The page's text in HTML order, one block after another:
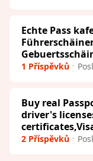
Echte Pass
1 Příspěvků
Buy real
driver's
2 Příspěvků